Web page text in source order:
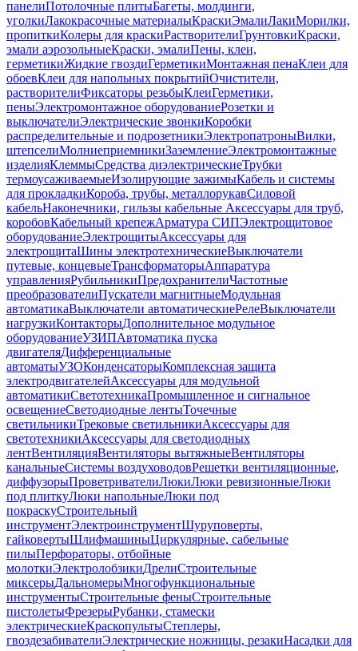
панелиПотолочные плитыБагеты, молдинги,
уголкиЛакокрасочные материалыКраскиЭмалиЛакиМорилки,
пропиткиКолеры для краскиРастворителиГрунтовкиКраски,
эмали аэрозольныеКраски, эмалиПены, клеи,
герметикиЖидкие гвоздиГерметикиМонтажная пенаКлеи для
обоевКлеи для напольных покрытийОчистители,
растворителиФиксаторы резьбыКлеиГерметики,
пеныЭлектромонтажное оборудованиеРозетки и
выключателиЭлектрические звонкиКоробки
распределительные и подрозетникиЭлектропатроныВилки,
штепселиМолниеприемникиЗаземлениеЭлектромонтажные
изделияКлеммыСредства диэлектрическиеТрубки
термоусаживаемыеИзолирующие зажимыКабель и системы
для прокладкиКороба, трубы, металлорукавСиловой
кабельНаконечники, гильзы кабельные Аксессуары для труб,
коробовКабельный крепежАрматура СИПЭлектрощитовое
оборудованиеЭлектрощитыАксессуары для
электрощитаШины электротехническиеВыключатели
путевые, концевыеТрансформаторыАппаратура
управленияРубильникиПредохранителиЧастотные
преобразователиПускатели магнитныеМодульная
автоматикаВыключатели автоматическиеРелеВыключатели
нагрузкиКонтакторыДополнительное модульное
оборудованиеУЗИПАвтоматика пуска
двигателяДифференциальные
автоматыУЗОКонденсаторыКомплексная защита
электродвигателейАксессуары для модульной
автоматикиСветотехникаПромышленное и сигнальное
освещениеСветодиодные лентыТочечные
светильникиТрековые светильникиАксессуары для
светотехникиАксессуары для светодиодных
лентВентиляцияВентиляторы вытяжныеВентиляторы
канальныеСистемы воздуховодовРешетки вентиляционные,
диффузорыПроветривателиЛюкиЛюки ревизионныеЛюки
под плиткуЛюки напольныеЛюки под
покраскуСтроительный
инструментЭлектроинструментШуруповерты,
гайковертыШлифмашиныЦиркулярные, сабельные
пилыПерфораторы, отбойные
молоткиЭлектролобзикиДрелиСтроительные
миксерыДальномерыМногофункциональные
инструментыСтроительные феныСтроительные
пистолетыФрезерыРубанки, стамески
электрическиеКраскопультыСтеплеры,
гвоздезабивателиЭлектрические ножницы, резакиНасадки для